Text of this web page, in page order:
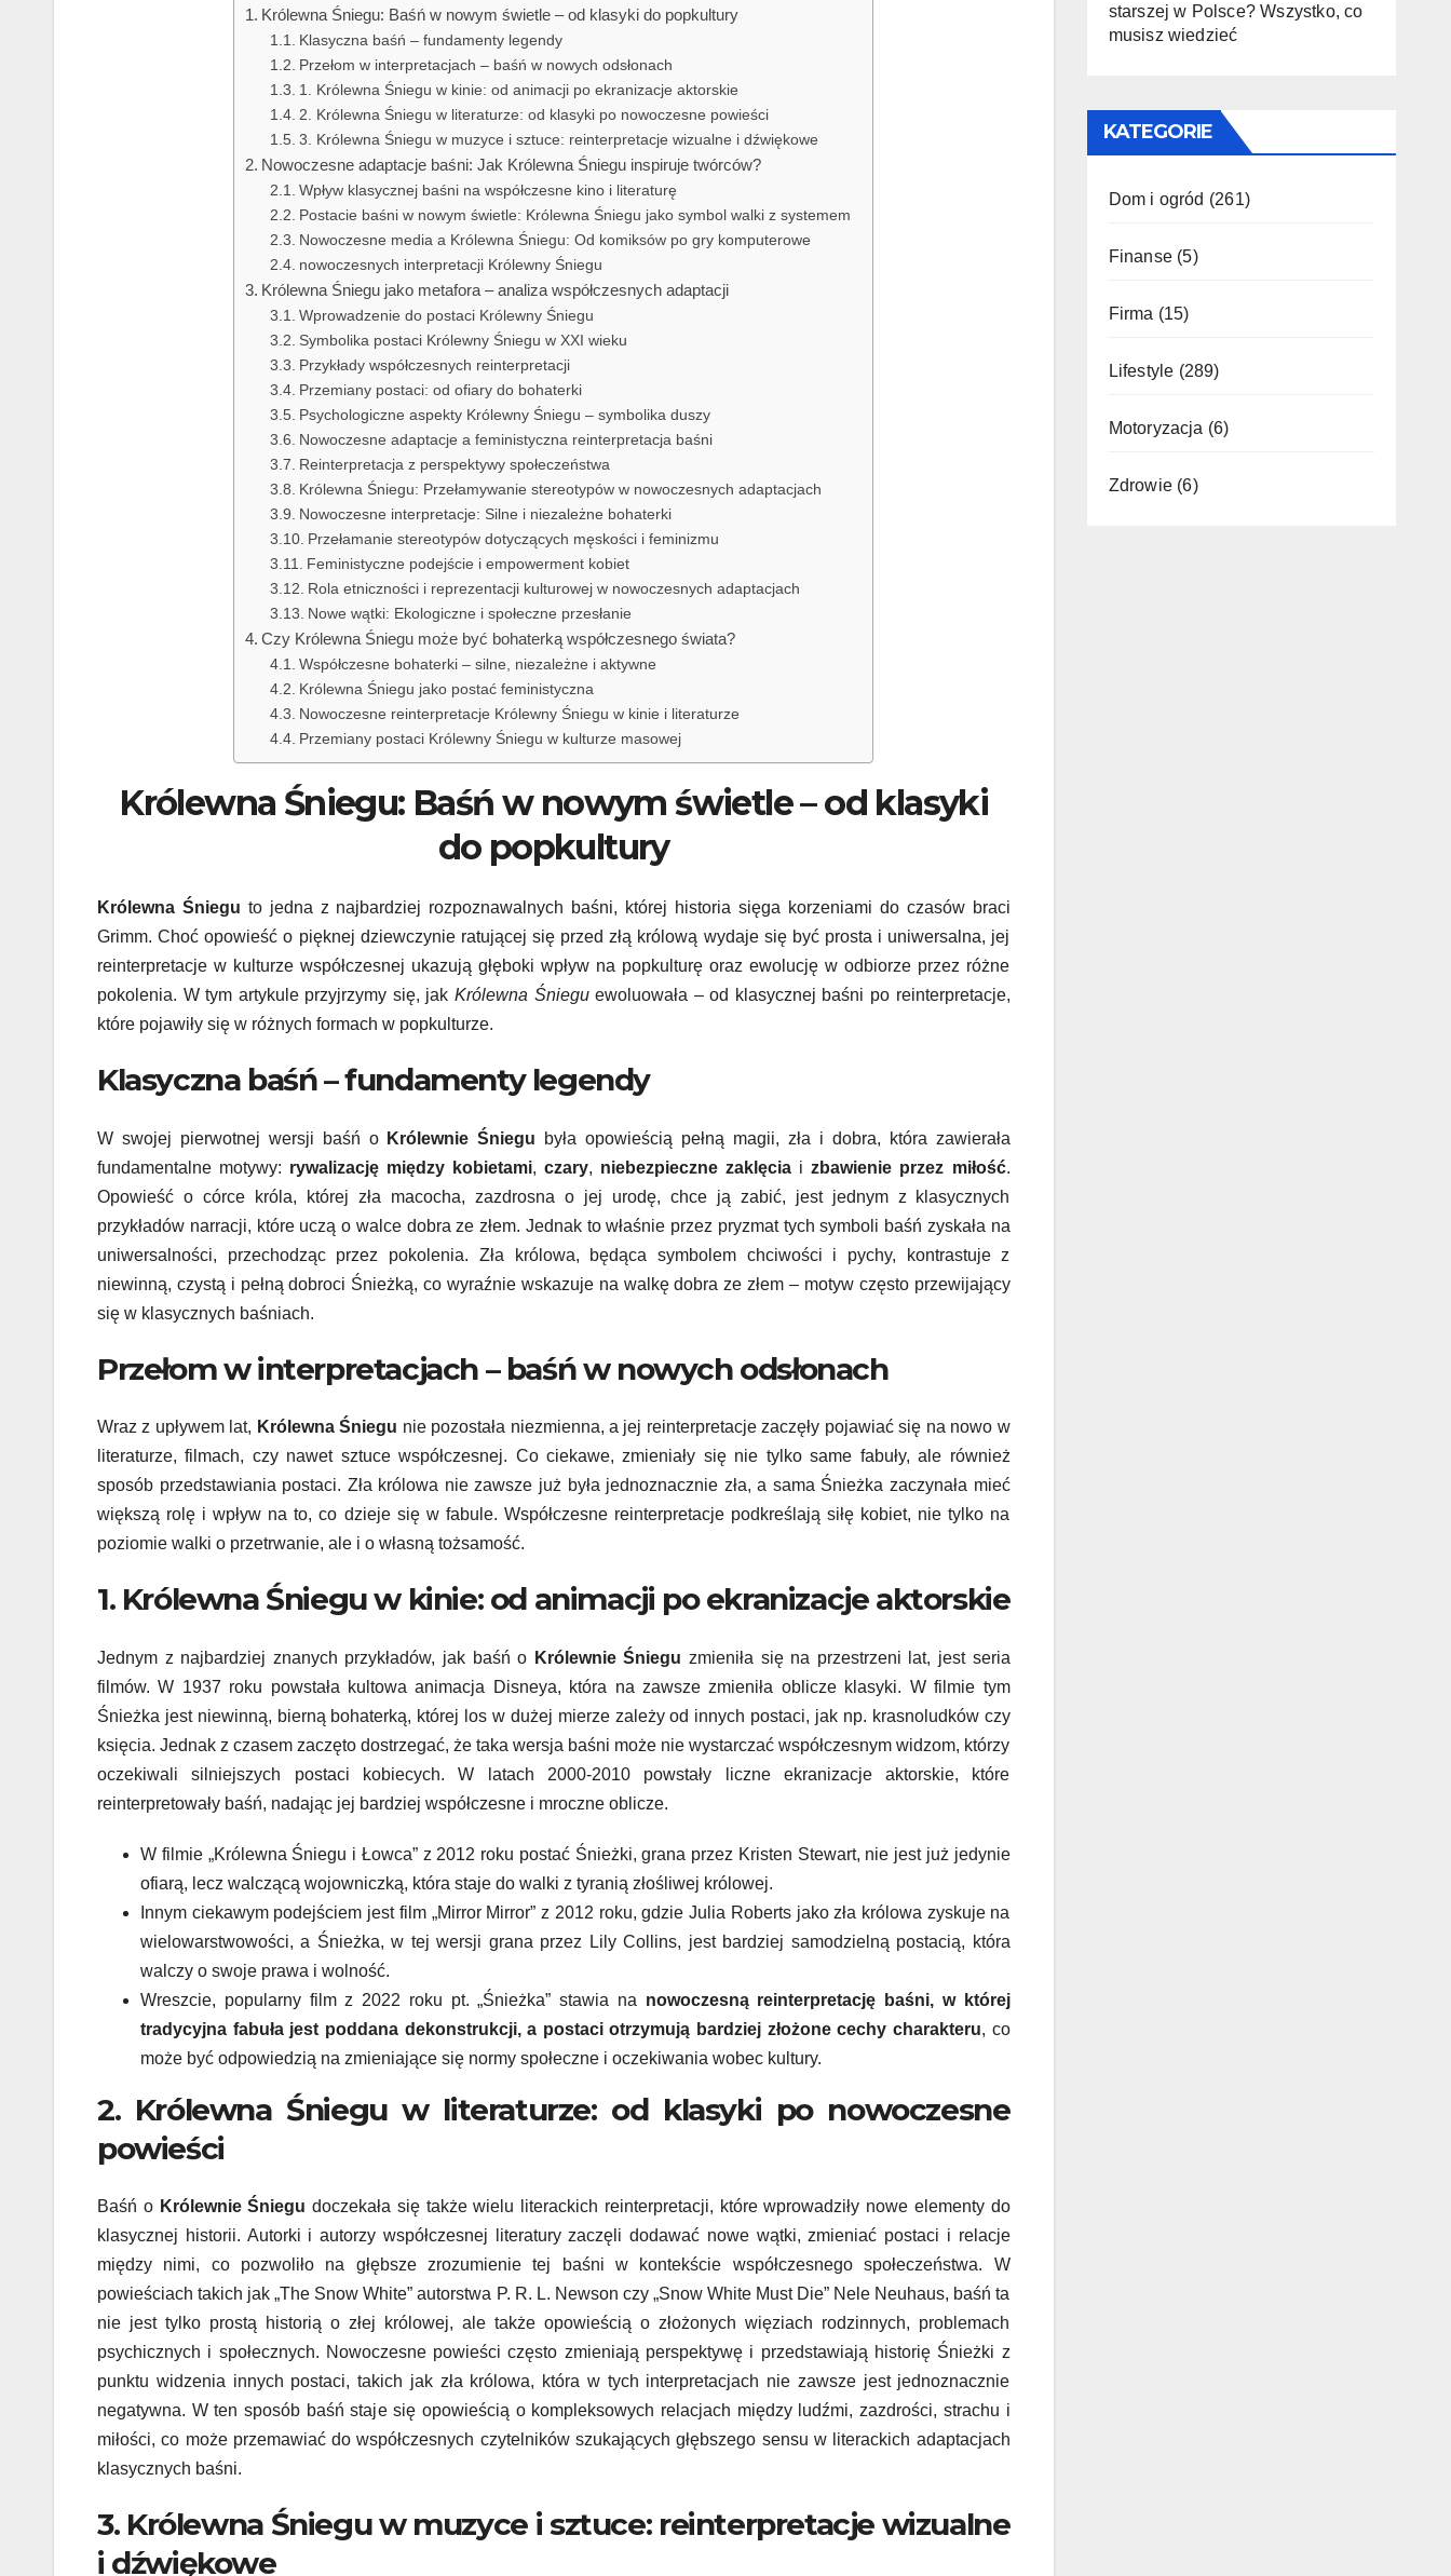
Królewna Śniegu: Baśń w nowym świetle – od klasyki do popkultury
Klasyczna baśń – fundamenty legendy
Przełom w interpretacjach – baśń w nowych odsłonach
1. Królewna Śniegu w kinie: od animacji po ekranizacje aktorskie
2. Królewna Śniegu w literaturze: od klasyki po nowoczesne powieści
3. Królewna Śniegu w muzyce i sztuce: reinterpretacje wizualne i dźwiękowe
Nowoczesne adaptacje baśni: Jak Królewna Śniegu inspiruje twórców?
Wpływ klasycznej baśni na współczesne kino i literaturę
Postacie baśni w nowym świetle: Królewna Śniegu jako symbol walki z systemem
Nowoczesne media a Królewna Śniegu: Od komiksów po gry komputerowe
nowoczesnych interpretacji Królewny Śniegu
Królewna Śniegu jako metafora – analiza współczesnych adaptacji
Wprowadzenie do postaci Królewny Śniegu
Symbolika postaci Królewny Śniegu w XXI wieku
Przykłady współczesnych reinterpretacji
Przemiany postaci: od ofiary do bohaterki
Psychologiczne aspekty Królewny Śniegu – symbolika duszy
Nowoczesne adaptacje a feministyczna reinterpretacja baśni
Reinterpretacja z perspektywy społeczeństwa
Królewna Śniegu: Przełamywanie stereotypów w nowoczesnych adaptacjach
Nowoczesne interpretacje: Silne i niezależne bohaterki
Przełamanie stereotypów dotyczących męskości i feminizmu
Feministyczne podejście i empowerment kobiet
Rola etniczności i reprezentacji kulturowej w nowoczesnych adaptacjach
Nowe wątki: Ekologiczne i społeczne przesłanie
Czy Królewna Śniegu może być bohaterką współczesnego świata?
Współczesne bohaterki – silne, niezależne i aktywne
Królewna Śniegu jako postać feministyczna
Nowoczesne reinterpretacje Królewny Śniegu w kinie i literaturze
Przemiany postaci Królewny Śniegu w kulturze masowej
Królewna Śniegu: Baśń w nowym świetle – od klasyki
do popkultury
Królewna Śniegu to jedna z najbardziej rozpoznawalnych baśni, której historia sięga korzeniami do czasów braci
Grimm. Choć opowieść o pięknej dziewczynie ratującej się przed złą królową wydaje się być prosta i uniwersalna, jej
reinterpretacje w kulturze współczesnej ukazują głęboki wpływ na popkulturę oraz ewolucję w odbiorze przez różne
pokolenia. W tym artykule przyjrzymy się, jak Królewna Śnieguewoluowała – od klasycznej baśni po reinterpretacje,
które pojawiły się w różnych formach w popkulturze.
Klasyczna baśń – fundamenty legendy
W swojej pierwotnej wersji baśń o Królewnie Śniegu była opowieścią pełną magii, zła i dobra, która zawierała
fundamentalne motywy: rywalizację między kobietami,czary, niebezpieczne zaklęcia izbawienie przez miłość.
Opowieść o córce króla, której zła macocha, zazdrosna o jej urodę, chce ją zabić, jest jednym z klasycznych
przykładów narracji, które uczą o walce dobra ze złem. Jednak to właśnie przez pryzmat tych symboli baśń zyskała na
uniwersalności, przechodząc przez pokolenia. Zła królowa, będąca symbolem chciwości i pychy, kontrastuje z
niewinną, czystą i pełną dobroci Śnieżką, co wyraźnie wskazuje na walkę dobra ze złem – motyw często przewijający
się w klasycznych baśniach.
Przełom w interpretacjach – baśń w nowych odsłonach
Wraz z upływem lat, Królewna Śniegu nie pozostała niezmienna, a jej reinterpretacje zaczęły pojawiać się na nowo w
literaturze, filmach, czy nawet sztuce współczesnej. Co ciekawe, zmieniały się nie tylko same fabuły, ale również
sposób przedstawiania postaci. Zła królowa nie zawsze już była jednoznacznie zła, a sama Śnieżka zaczynała mieć
większą rolę i wpływ na to, co dzieje się w fabule. Współczesne reinterpretacje podkreślają siłę kobiet, nie tylko na
poziomie walki o przetrwanie, ale i o własną tożsamość.
1. Królewna Śniegu w kinie: od animacji po ekranizacje aktorskie
Jednym z najbardziej znanych przykładów, jak baśń o Królewnie Śniegu zmieniła się na przestrzeni lat, jest seria
filmów. W 1937 roku powstała kultowa animacja Disneya, która na zawsze zmieniła oblicze klasyki. W filmie tym
Śnieżka jest niewinną, bierną bohaterką, której los w dużej mierze zależy od innych postaci, jak np. krasnoludków czy
księcia. Jednak z czasem zaczęto dostrzegać, że taka wersja baśni może nie wystarczać współczesnym widzom, którzy
oczekiwali silniejszych postaci kobiecych. W latach 2000-2010 powstały liczne ekranizacje aktorskie, które
reinterpretowały baśń, nadając jej bardziej współczesne i mroczne oblicze.
W filmie „Królewna Śniegu i Łowca” z 2012 roku postać Śnieżki, grana przez Kristen Stewart, nie jest już jedynie
ofiarą, lecz walczącą wojowniczką, która staje do walki z tyranią złośliwej królowej.
Innym ciekawym podejściem jest film „Mirror Mirror” z 2012 roku, gdzie Julia Roberts jako zła królowa zyskuje na
wielowarstwowości, a Śnieżka, w tej wersji grana przez Lily Collins, jest bardziej samodzielną postacią, która
walczy o swoje prawa i wolność.
Wreszcie, popularny film z 2022 roku pt. „Śnieżka” stawia na nowoczesną reinterpretację baśni, w której
tradycyjna fabuła jest poddana dekonstrukcji, a postaci otrzymują bardziej złożone cechy charakteru, co
może być odpowiedzią na zmieniające się normy społeczne i oczekiwania wobec kultury.
2. Królewna Śniegu w literaturze: od klasyki po nowoczesne
powieści
Baśń o Królewnie Śniegu doczekała się także wielu literackich reinterpretacji, które wprowadziły nowe elementy do
klasycznej historii. Autorki i autorzy współczesnej literatury zaczęli dodawać nowe wątki, zmieniać postaci i relacje
między nimi, co pozwoliło na głębsze zrozumienie tej baśni w kontekście współczesnego społeczeństwa. W
powieściach takich jak „The Snow White” autorstwa P. R. L. Newson czy „Snow White Must Die” Nele Neuhaus, baśń ta
nie jest tylko prostą historią o złej królowej, ale także opowieścią o złożonych więziach rodzinnych, problemach
psychicznych i społecznych. Nowoczesne powieści często zmieniają perspektywę i przedstawiają historię Śnieżki z
punktu widzenia innych postaci, takich jak zła królowa, która w tych interpretacjach nie zawsze jest jednoznacznie
negatywna. W ten sposób baśń staje się opowieścią o kompleksowych relacjach między ludźmi, zazdrości, strachu i
miłości, co może przemawiać do współczesnych czytelników szukających głębszego sensu w literackich adaptacjach
klasycznych baśni.
3. Królewna Śniegu w muzyce i sztuce: reinterpretacje wizualne
i dźwiękowe
starszej w Polsce? Wszystko, co
musisz wiedzieć
KATEGORIE
Dom i ogród (261)
Finanse(5)
Firma (15)
Lifestyle (289)
Motoryzacja (6)
Zdrowie(6)